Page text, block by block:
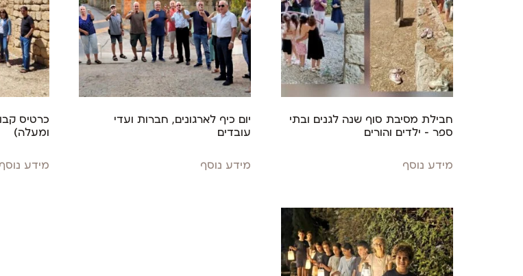
חבילת מסיבת סוף שנה לגנים ובתי
ספר – ילדים והורים
מידע נוסף
יום כיף לארגונים, חברות ועדי
עובדים
מידע נוסף
ומעלה)
מידע נוסף